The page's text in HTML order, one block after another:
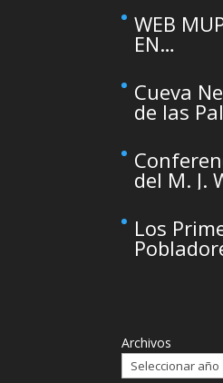
WEB
EN
This site
Cueva
de las
de
la
del M. J.
Los
Archivos